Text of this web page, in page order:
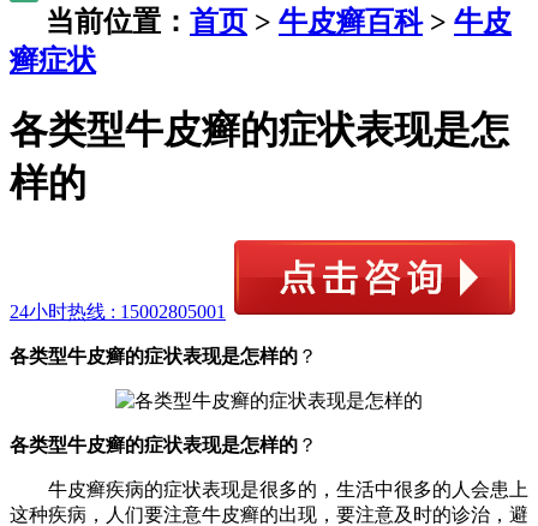
当前位置： 首页 > 牛皮癣百科> 牛皮
癣症状
各类型牛皮癣的症状表现是怎
样的
24小时热线 : 15002805001
各类型牛皮癣的症状表现是怎样的 ？
各类型牛皮癣的症状表现是怎样的 ？
牛皮癣疾病的症状表现是很多的，生活中很多的人会患上
这种疾病，人们要注意牛皮癣的出现，要注意及时的诊治，避